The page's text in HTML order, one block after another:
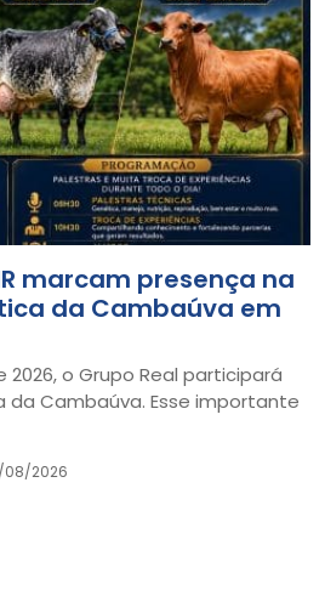
marcam presença na
da Cambaúva em
o Grupo Real participará
da Cambaúva. Esse importante
08/2026